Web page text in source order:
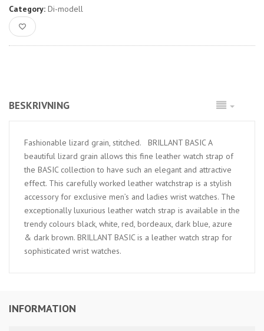
INFORMATION
Category: Di-modell
BESKRIVNING
Fashionable lizard grain, stitched. BRILLANT BASIC A
beautiful lizard grain allows this fine leather watch strap of
the BASIC collection to have such an elegant and attractive
effect. This carefully worked leather watchstrap is a stylish
accessory for exclusive men’s and ladies wrist watches. The
exceptionally luxurious leather watch strap is available in the
trendy colours black, white, red, bordeaux, dark blue, azure
& dark brown. BRILLANT BASIC is a leather watch strap for
sophisticated wrist watches.